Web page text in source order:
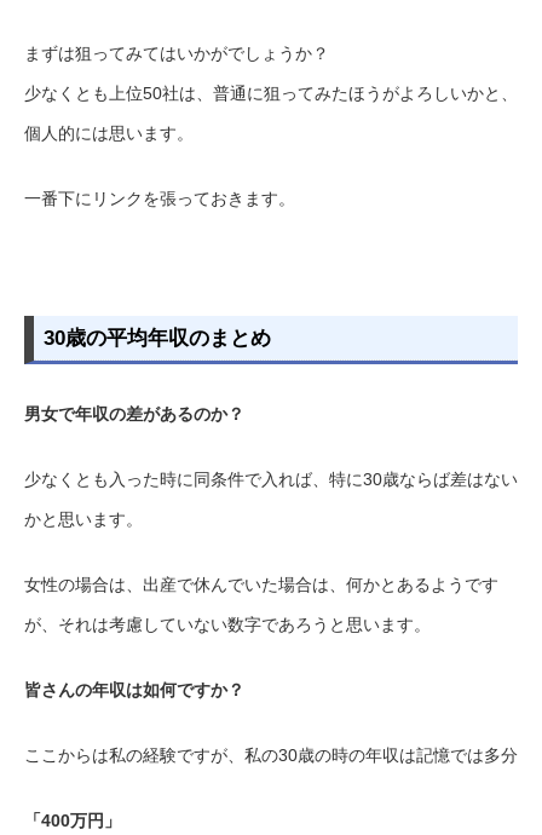
まずは狙ってみてはいかがでしょうか？
少なくとも上位50社は、普通に狙ってみたほうがよろしいかと、
個人的には思います。
一番下にリンクを張っておきます。
30歳の平均年収のまとめ
男女で年収の差があるのか？
少なくとも入った時に同条件で入れば、特に30歳ならば差はない
かと思います。
女性の場合は、出産で休んでいた場合は、何かとあるようです
が、それは考慮していない数字であろうと思います。
皆さんの年収は如何ですか？
ここからは私の経験ですが、私の30歳の時の年収は記憶では多分
「400万円」